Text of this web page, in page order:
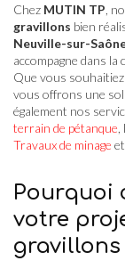
Chez MUTIN TP ,
gravillons bien
Neuville-sur-
accompagne dans
Que vous
vous offrons une
également nos
terrain de pétanque
Travaux de minage
Pourquoi
votre
gravillons